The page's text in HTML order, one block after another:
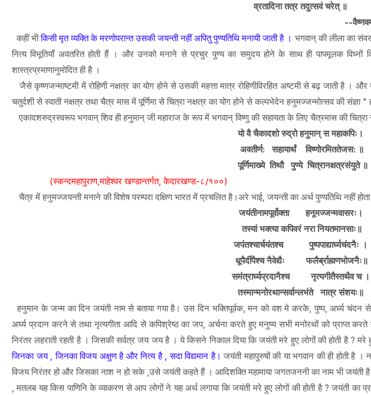
व्रतादिना तत्र तदुत्सवं चरेत् ॥
--
कहीं भीकिसी मृत व्यक्ति के मरणोपरान्त उसकी जयन्ती नहीं अपितु पुण्यतिथि मनायी जाती है । भगवान् की लीला का
नित्य विभूतियाँ अवतरित होती हैं । और उनको मनाने से प्रचुर पुण्य का समुदय होने के साथ ही पापमूलक विध्नों
शास्त्रप्रमाणानुमोदित ही है ।
जैसे कृष्णजन्माष्टमी में रोहिणी नक्षत्र का योग होने से उसकी महत्ता मात्र रोहिणीविरहित अष्टमी से बढ़ जाती है ।
चतुर्दशी से स्वाती नक्षत्र तथा चैत्र मास में पूर्णिमा से चित्रा नक्षत्र का योग होने से कल्पभेदेन हनुमज्जन्मोत्सव की संज्ञा
एकादशरुद्रस्वरूप भगवान् शिव ही हनुमान् जी महाराज के रूप में भगवान् विष्णु की सहायता के लिए चैत्रमास की चित्रा
यो वै चैकादशो रुद्रो हनुमान् स महाकपिः।
अवतीर्ण: सहायार्थं विष्णोरमिततेजस: ॥
पूर्णिमाख्ये तिथौ पुण्ये चित्रानक्षत्रसंयुते ॥
(स्कन्दमहापुराण,माहेश्वर खण्डान्तर्गत, केदारखण्ड-८/१००)
चैत्र में हनुमज्जयन्ती मनाने की विशेष परम्परा दक्षिण भारत में प्रचलित है।अरे भाई, जयन्ती का अर्थ पुण्यतिथि नहीं
जयंतीनामपूर्वोक्ता हनूमज्जन्मवासरः।
तस्यां भक्त्या कपिवरं नरा नियतमानसाः॥
जपंतश्चार्चयंतश्च पुष्पपाद्यार्घ्यचंदनैः ।
धूपैर्दीपैश्च नैवेद्यैः फलैर्ब्राह्मणभोजनैः॥
समंत्रार्घ्यप्रदानैश्च नृत्यगीतैस्तथैव च ।
तस्मान्मनोरथान्सर्वान्लभंते नात्र संशयः॥
हनुमान के जन्म का दिन जयंती नाम से बताया गया है। उस दिन भक्तिपूर्वक, मन को वश मे करके, पुष्प, अर्घ्य
अर्घ्य प्रदान करने से तथा नृत्यगीता आदि से कपिश्रेष्ठ का जप, अर्चना करते हुए मनुष्य सभी मनोरथों को प्राप्त
निरंतर लहराती रहती है । जिसकी सर्वत्र जय जय है । ये किसने निकाल दिया कि जयंती मरे हुए लोगों की होती है ? मरे
जिनका जय , जिनका विजय अक्षुण है और नित्य है , सदा विद्यमान है।जयंती महापुरुषों की या भगवान की ही होती है
विजय निरंतर हो और जिसका नाश न हो सके ,उसे जयंती कहते हैं । आदिशक्ति महामाया जगतजननी का नाम भी जयंती
, मतलब यह किस पाणिनि के व्याकरण से आप लोगों ने यह अर्थ लगाया कि जयंती मरे हुए लोगों की होती है ? जयंती